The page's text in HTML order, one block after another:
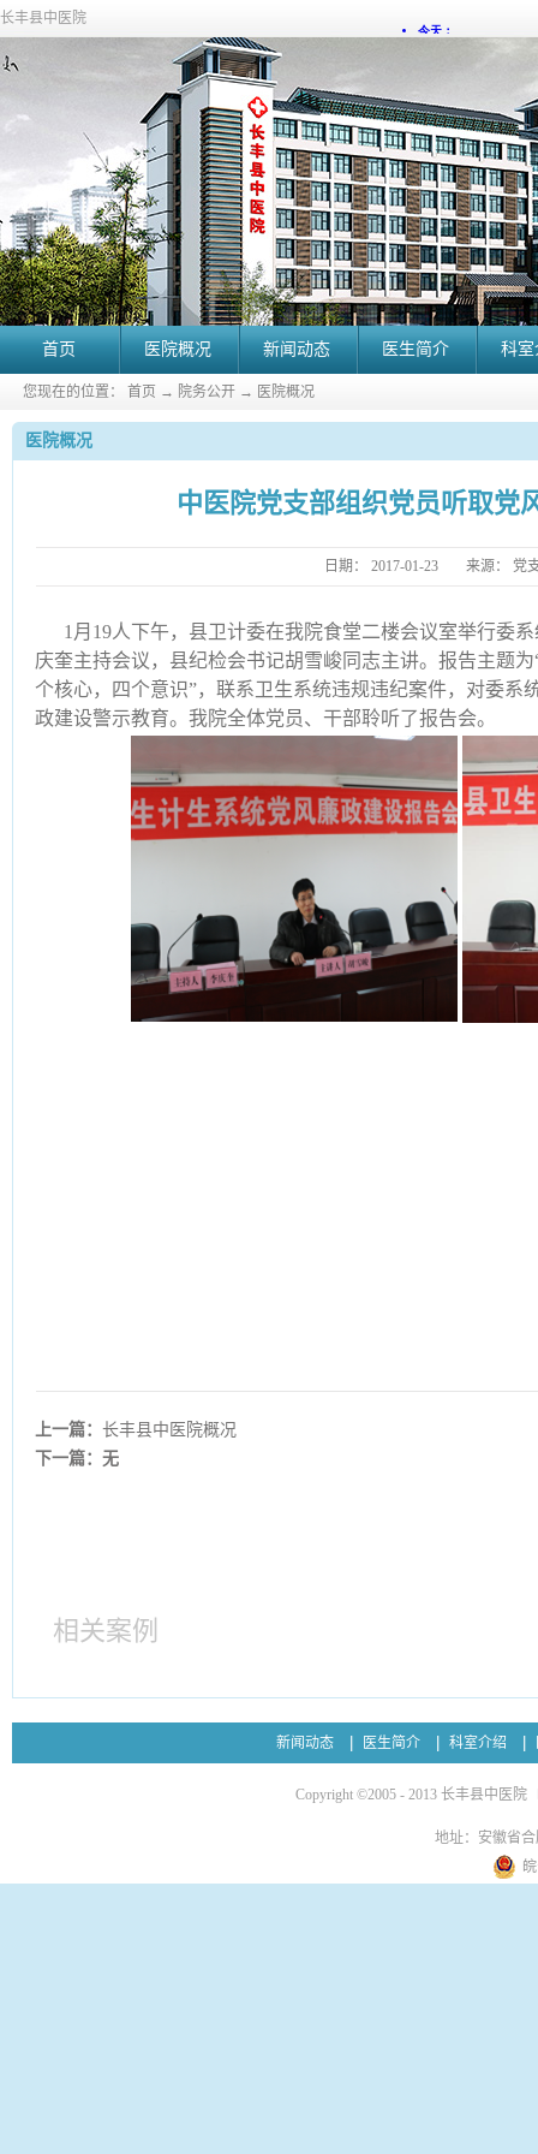
长丰县中医院
首页 医院概况 新闻动态 医生简介 科
您现在的位置： 首页 → 院务公开 → 医院概况
医院概况
中医院党支部组织党员听取党
日期： 2017-01-23 来源： 党
1月19人下午，县卫计委在我院食堂二楼会议室举行委
庆奎主持会议，县纪检会书记胡雪峻同志主讲。报告主题
个核心，四个意识”，联系卫生系统违规违纪案件，对委系
政建设警示教育。我院全体党员、干部聆听了报告会。
上一篇：长丰县中医院概况
下一篇：无
相关案例
新闻动态 医生简介 科室介绍
Copyright ©2005 - 2013 长丰县中医院
地址：安徽省